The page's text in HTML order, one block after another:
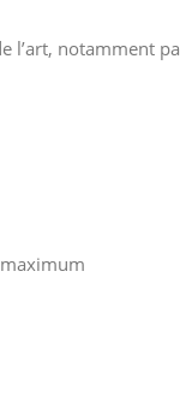
l’art, notamment